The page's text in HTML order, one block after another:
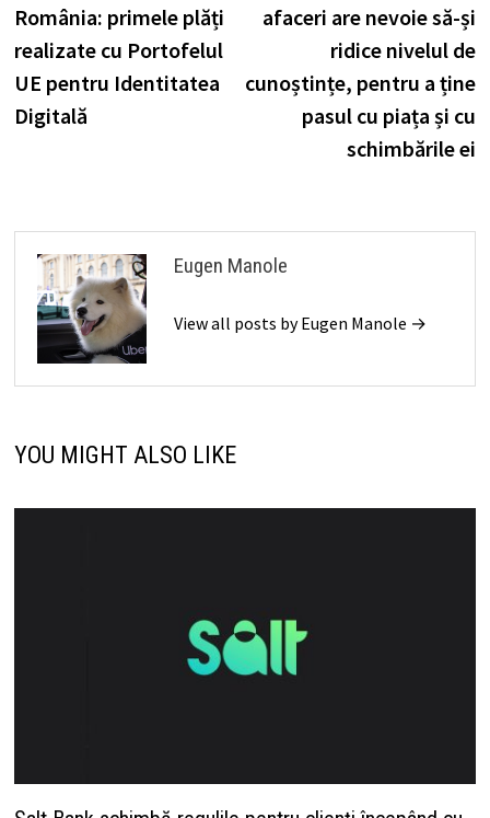
România: primele plăți
realizate cu Portofelul
UE pentru Identitatea
Digitală
afaceri are nevoie să-și
ridice nivelul de
cunoștințe, pentru a ține
pasul cu piața și cu
schimbările ei
Eugen Manole
View all posts by Eugen Manole →
YOU MIGHT ALSO LIKE